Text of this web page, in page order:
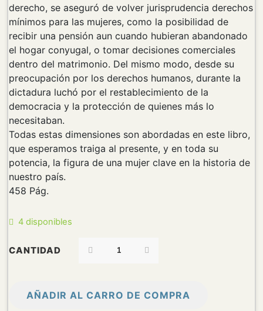
derecho, se aseguró de volver jurisprudencia derechos
mínimos para las mujeres, como la posibilidad de
recibir una pensión aun cuando hubieran abandonado
el hogar conyugal, o tomar decisiones comerciales
dentro del matrimonio. Del mismo modo, desde su
preocupación por los derechos humanos, durante la
dictadura luchó por el restablecimiento de la
democracia y la protección de quienes más lo
necesitaban.
Todas estas dimensiones son abordadas en este libro,
que esperamos traiga al presente, y en toda su
potencia, la figura de una mujer clave en la historia de
nuestro país.
458 Pág.
4 disponibles
CANTIDAD
AÑADIR AL CARRO DE COMPRA